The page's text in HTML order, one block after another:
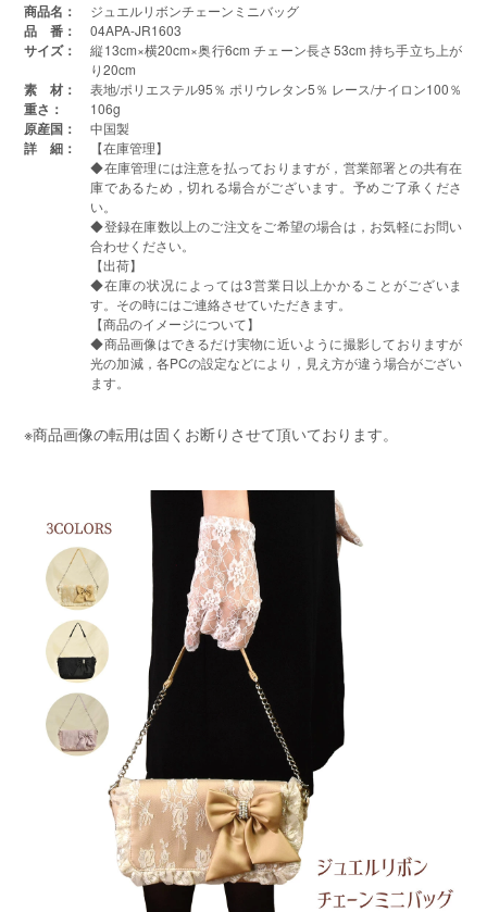
商品名： ジュエルリボンチェーンミニバッグ
品 番： 04APA-JR1603
サイズ：
縦13cm×横20cm×奥行6cm チェーン長さ53cm 持ち手立ち上が
り20cm
素 材： 表地/ポリエステル95％ ポリウレタン5％ レース/ナイロン100％
重さ： 106g
原産国： 中国製
詳 細：
【在庫管理】
◆在庫管理には注意を払っておりますが，営業部署との共有在
庫であるため，切れる場合がございます。予めご了承くださ
い。
◆登録在庫数以上のご注文をご希望の場合は，お気軽にお問い
合わせください。
【出荷】
◆在庫の状况によっては3営業日以上かかることがございま
す。その時にはご連絡させていただきます。
【商品のイメージについて】
◆商品画像はできるだけ実物に近いように撮影しておりますが
光の加減，各PCの設定などにより，見え方が違う場合がござい
ます。
※商品画像の転用は固くお断りさせて頂いております。